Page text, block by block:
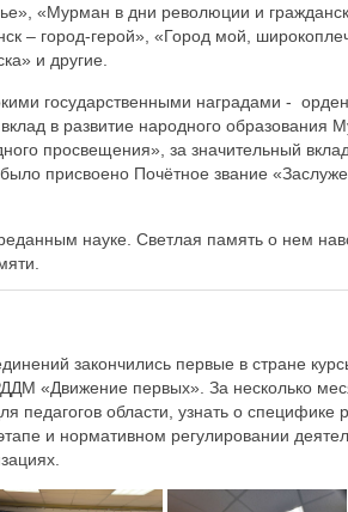
«Мурман в дни революции и
– город-герой», «Город мой,
и другие.
государственными наградами -
в развитие народного образования
просвещения», за значительный
присвоено Почётное звание
науке. Светлая память о нем
закончились первые в стране
«Движение первых». За несколько
педагогов области, узнать о специфике
и нормативном регулировании